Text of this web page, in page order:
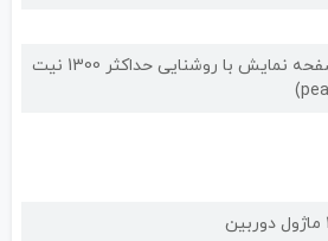
صفحه نمایش با روشنایی حداکثر 1300 نیت